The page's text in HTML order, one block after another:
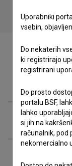
Ekipa
Uporabniki
vsebin,
Do nekaterih
ki registrirajo
registrirani
Do prosto
portalu BSF,
lahko
si jih na
računalnik, pod
nekomercialno